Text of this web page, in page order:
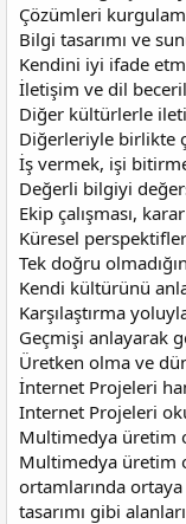
Çözümleri
Bilgi tasarımı ve
Kendini iyi ifade
İletişim ve dil
Diğer kültürlerle
Diğerleriyle birlikte
İş vermek, işi
Değerli bilgiyi
Ekip çalışması,
Küresel
Tek doğru
Kendi kültürünü
Karşılaştırma
Geçmişi anlayarak
Üretken olma ve
İnternet Projeleri
Internet Projeleri
Multimedya üretim
Multimedya üretim
ortamlarında
tasarımı gibi